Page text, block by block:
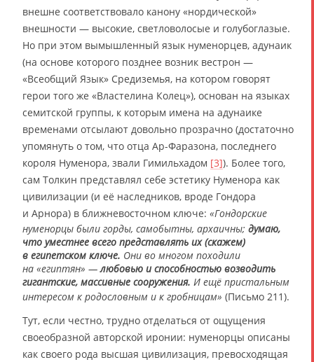
внешне соответствовало канону «нордической»
внешности — высокие, светловолосые и голубоглазые.
Но при этом вымышленный язык нуменорцев, адунаик
(на основе которого позднее возник вестрон —
«Всеобщий Язык» Средиземья, на котором говорят
герои того же «Властелина Колец»), основан на языках
семитской группы, к которым имена на адунаике
временами отсылают довольно прозрачно (достаточно
упомянуть о том, что отца Ар-Фаразона, последнего
короля Нуменора, звали Гимильхадом [3]). Более того,
сам Толкин представлял себе эстетику Нуменора как
цивилизации (и её наследников, вроде Гондора
и Арнора) в ближневосточном ключе: «Гондорские
нуменорцы были горды, самобытны, архаичны; думаю,
что уместнее всего представлять их (скажем)
в египетском ключе. Они во многом походили
на «египтян» —любовью и способностью возводить
гигантские, массивные сооружения. И ещё пристальным
интересом к родословным и к гробницам» (Письмо 211).
Тут, если честно, трудно отделаться от ощущения
своеобразной авторской иронии: нуменорцы описаны
как своего рода высшая цивилизация, превосходящая